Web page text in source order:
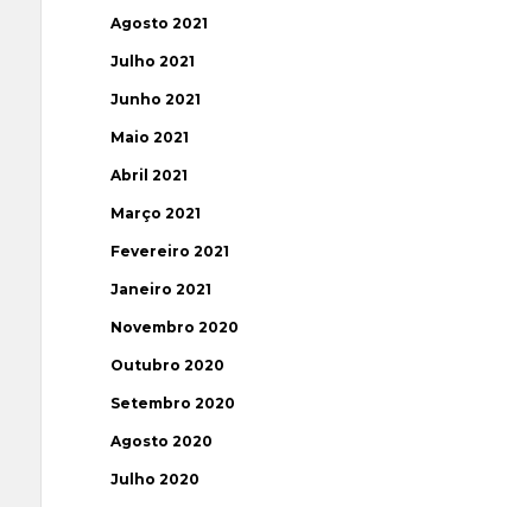
Agosto 2021
Julho 2021
Junho 2021
Maio 2021
Abril 2021
Março 2021
Fevereiro 2021
Janeiro 2021
Novembro 2020
Outubro 2020
Setembro 2020
Agosto 2020
Julho 2020